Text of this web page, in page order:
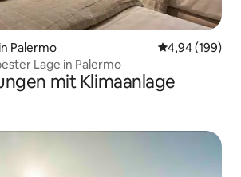
Palermo
4,94 (199)
Lage in Palermo
mit Klimaanlage